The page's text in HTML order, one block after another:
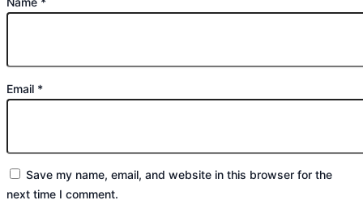
Email *
Save my name, email, and website in this browser for the
next time I comment.